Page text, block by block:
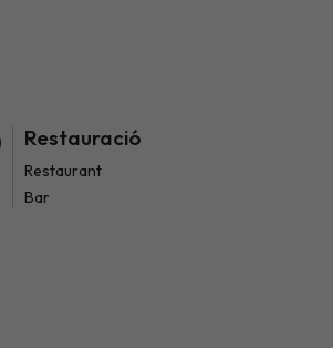
Restauració
Restaurant
Bar